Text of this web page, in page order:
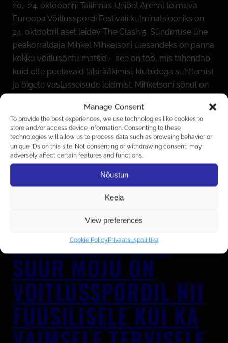
Manage Consent
To provide the best experiences, we use technologies like cookies to
store and/or access device information. Consenting to these
technologies will allow us to process data such as browsing behavior or
unique IDs on this site. Not consenting or withdrawing consent, may
adversely affect certain features and functions.
Nõustun
Keela
View preferences
Cookie PolicyPrivaatsuspoliitika
20.–24. oktoobrini Tallinnas Unibet Arenal toimuva
Euroopa Võitlusspordi Festivali kulminatsiooniks on
24. oktoobril aset leidev The Clash 5. Sündmuse ühe
peakorraldaja Mihkel Mihkelsoni ülesandeks on panna
kokku võitlusõhtu matšid – see on töö, mis tähendab
kuid ette peetavaid läbirääkimisi, klubidega suhtlemist
ja õigete vastasseisude leidmist. Mihkelsoni sõnul on
VAATA VIDEOT: KARL
LOONURM: EUROOPA
VÕITLUSSPORDI
FESTIVALI EESMÄRK
ON NÄIDATA, KUI
SUUR MÕJU ON
VÕITLUSSPORDIL NII
FÜÜSILISELE KUI KA